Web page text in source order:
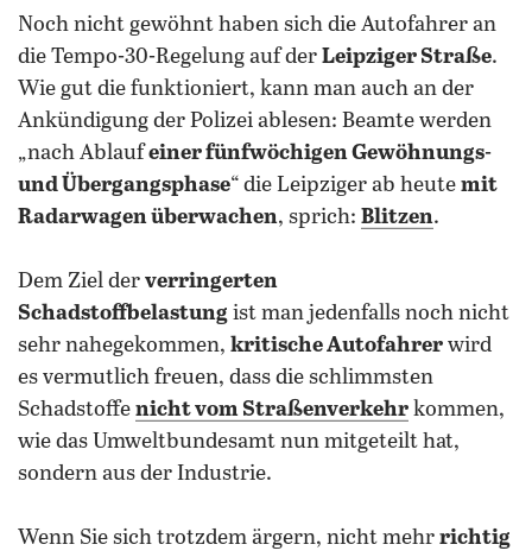
Noch nicht gewöhnt haben sich die Autofahrer an
die Tempo-30-Regelung auf der Leipziger Straße.
Wie gut die funktioniert, kann man auch an der
Ankündigung der Polizei ablesen: Beamte werden
„nach Ablaufeiner fünfwöchigen Gewöhnungs-
und Übergangsphase“ die Leipziger ab heute mit
Radarwagen überwachen, sprich: Blitzen.
Dem Ziel der verringerten
Schadstoffbelastung ist man jedenfalls noch nicht
sehr nahegekommen, kritische Autofahrer wird
es vermutlich freuen, dass die schlimmsten
Schadstoffe nicht vom Straßenverkehr kommen,
wie das Umweltbundesamt nun mitgeteilt hat,
sondern aus der Industrie.
Wenn Sie sich trotzdem ärgern, nicht mehr richtig